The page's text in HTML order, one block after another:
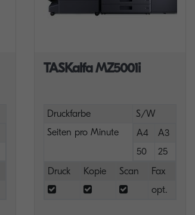
TASKalfa MZ5001i
Druckfarbe
S/W
Seiten pro Minute
A4
A3
50
25
Druck
Kopie Scan
Fax
opt.